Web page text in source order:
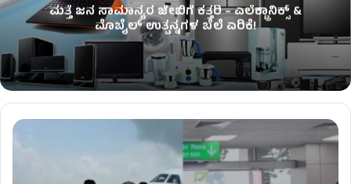
ಮತ್ತೆ ಜನ ಸಾಮಾನ್ಯರ ಜೇಬಿಗೆ ಕತ್ತರಿ – ಎಲೆಕ್ಟ್ರಾನಿಕ್ಸ್ &
ಮೊಬೈಲ್ ಉತ್ಪನ್ನಗಳ ಬೆಲೆ ಏರಿಕೆ!